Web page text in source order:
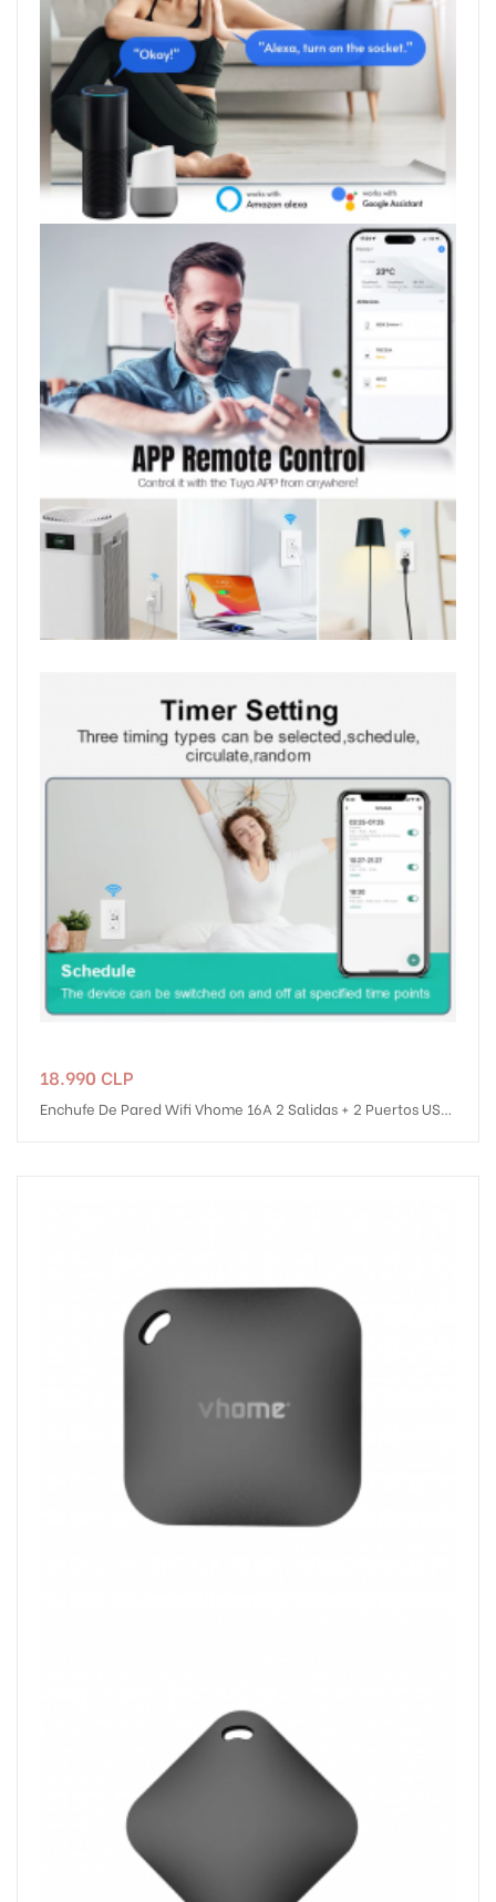
Precio
18.990 CLP
Enchufe De Pared Wifi Vhome 16A 2 Salidas + 2 Puertos USB